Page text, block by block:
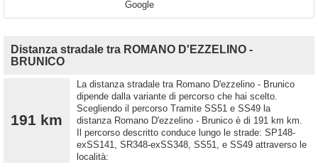
Google
Distanza stradale tra ROMANO D'EZZELINO -
BRUNICO
191 km
La distanza stradale tra Romano D'ezzelino - Brunico
dipende dalla variante di percorso che hai scelto.
Scegliendo il percorso Tramite SS51 e SS49 la
distanza Romano D'ezzelino - Brunico è di 191 km km.
Il percorso descritto conduce lungo le strade: SP148-
exSS141, SR348-exSS348, SS51, e SS49 attraverso le
località: